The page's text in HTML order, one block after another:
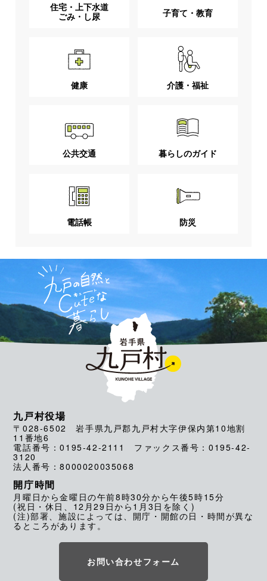
住宅・上下水道
ごみ・し尿
子育て・教育
健康 介護・福祉
公共交通 暮らしのガイド
電話帳 防災
九戸村役場
〒028-6502 岩手県九戸郡九戸村大字伊保内第10地割
11番地6
電話番号：0195-42-2111 ファックス番号：0195-42-
3120
法人番号：8000020035068
開庁時間
月曜日から金曜日の午前8時30分から午後5時15分
(祝日・休日、12月29日から1月3日を除く)
(注)部署、施設によっては、開庁・開館の日・時間が異な
るところがあります。
お問い合わせフォーム